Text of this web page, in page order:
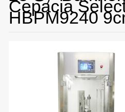
Cepacia
HBPM9240